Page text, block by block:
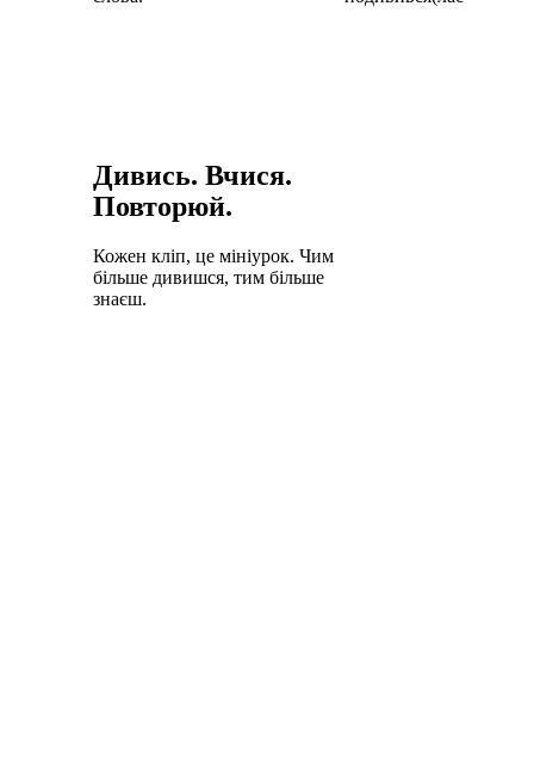
Дивись. Вчися.
Повторюй.
Кожен кліп, це мініурок. Чим
більше дивишся, тим більше
знаєш.